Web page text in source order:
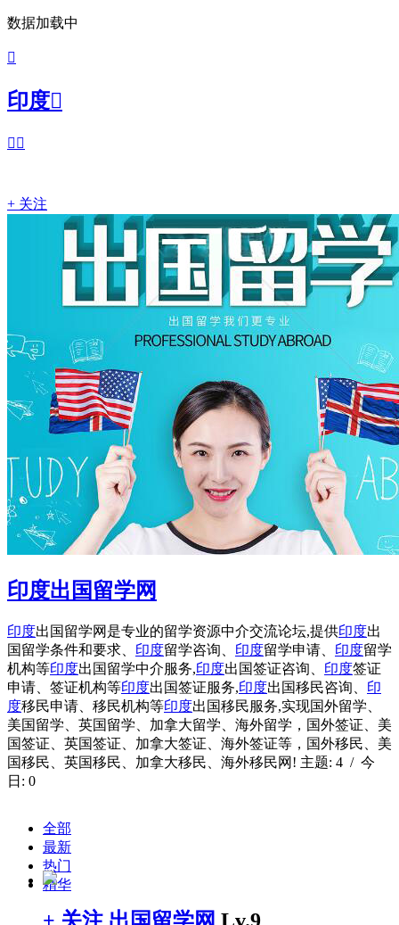
数据加载中

印度
 
+ 关注
印度出国留学网
印度出国留学网是专业的留学资源中介交流论坛,提供印度出
国留学条件和要求、 印度留学咨询、 印度留学申请、 印度留学
机构等印度出国留学中介服务,印度出国签证咨询、 印度签证
申请、签证机构等印度出国签证服务,印度出国移民咨询、 印
度移民申请、移民机构等印度出国移民服务,实现国外留学、
美国留学、英国留学、加拿大留学、海外留学，国外签证、美
国签证、英国签证、加拿大签证、海外签证等，国外移民、美
国移民、英国移民、加拿大移民、海外移民网! 主题: 4 / 今
日: 0
全部
最新
热门
精华
+ 关注 出国留学网 Lv.9